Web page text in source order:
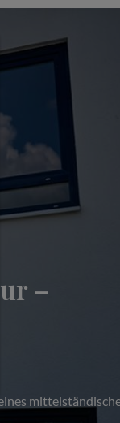
–